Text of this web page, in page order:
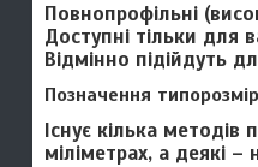
Повнопрофільні
Доступні тільки для
Відмінно підійдуть
Позначення
Існує кілька
міліметрах, а деякі